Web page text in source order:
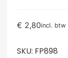
€ 2,80incl. btw
SKU: FP898